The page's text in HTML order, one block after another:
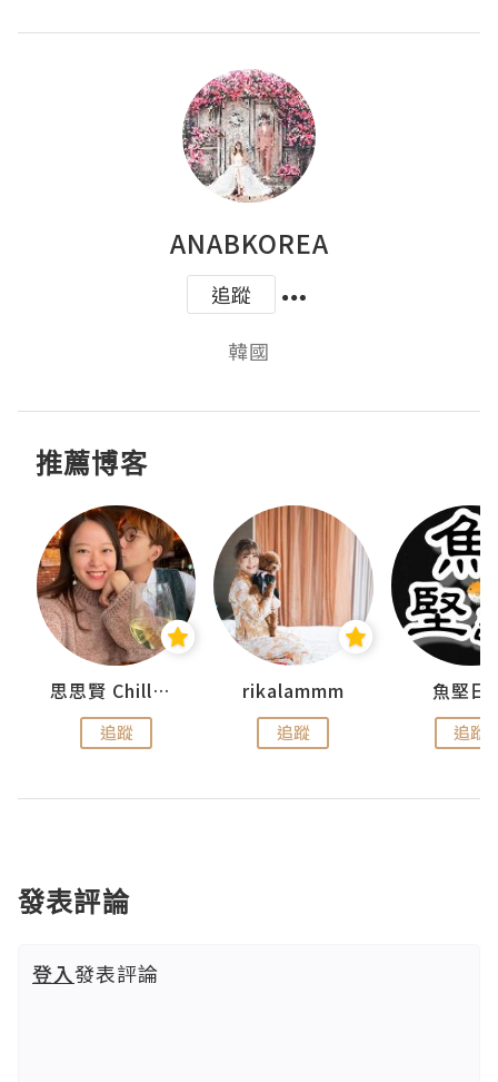
ANABKOREA
追蹤
韓國
推薦博客
思思賢 ChillMyBabe
追蹤
rikalammm
追蹤
魚堅日
追蹤
發表評論
登入發表評論